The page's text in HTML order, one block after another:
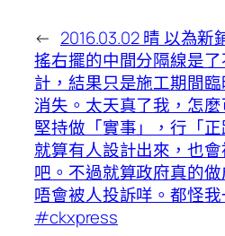
← 2016.03.02 晴 以為新
搖右擺的中間分隔線是
計，結果只是施工期間
消失。太天真了我，怎
堅持做「實事」，行「正
就算有人設計出來，也
吧。不過就算政府真的
唔會被人投訴咩。都怪我
#ckxpress